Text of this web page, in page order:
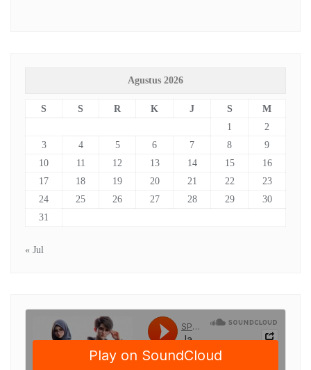
Agustus 2026
S S R K J S
M
1
2
3
4 5 6 7 8
9
10
11 12 13 14 15
16
17
18 19 20 21 22
23
24
25 26 27 28 29
30
31
« Jul